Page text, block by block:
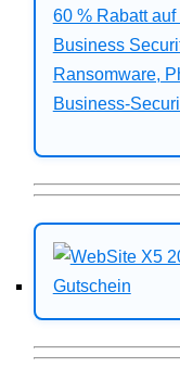
60 % Rabatt auf
Business
Ransomware,
Business-